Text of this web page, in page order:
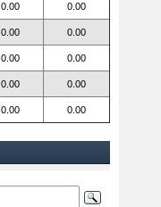
0.00 0.00
0.00 0.00
0.00 0.00
0.00 0.00
0.00 0.00